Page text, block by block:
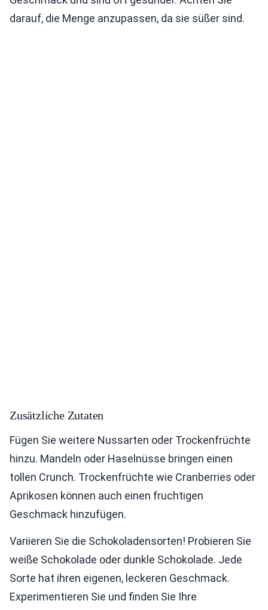
darauf, die Menge anzupassen, da sie süßer sind.
Zusätzliche Zutaten
Fügen Sie weitere Nussarten oder Trockenfrüchte
hinzu. Mandeln oder Haselnüsse bringen einen
tollen Crunch. Trockenfrüchte wie Cranberries oder
Aprikosen können auch einen fruchtigen
Geschmack hinzufügen.
Variieren Sie die Schokoladensorten! Probieren Sie
weiße Schokolade oder dunkle Schokolade. Jede
Sorte hat ihren eigenen, leckeren Geschmack.
Experimentieren Sie und finden Sie Ihre